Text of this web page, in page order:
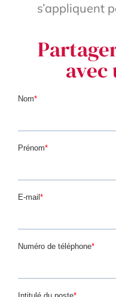
s’appliquent
avec